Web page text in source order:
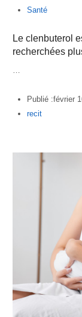
Santé
Le clenbuterol
recherchées
Publié :février
Author
recit